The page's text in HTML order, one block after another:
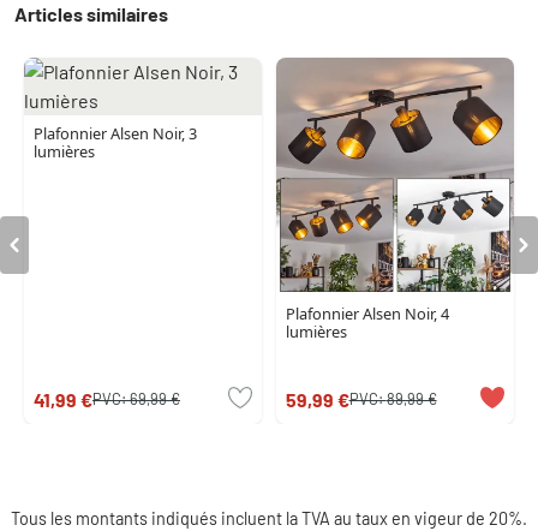
Articles similaires
Plafonnier Alsen Noir, 3
lumières
41,99 €PVC:69,99 €
Plafonnier Alsen Noir, 4
lumières
59,99 €PVC:89,99 €
Tous les montants indiqués incluent la TVA au taux en vigeur de 20%.